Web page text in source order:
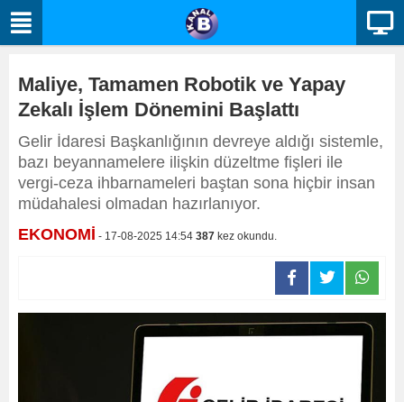
Maliye, Tamamen Robotik ve Yapay
Zekalı İşlem Dönemini Başlattı
Gelir İdaresi Başkanlığının devreye aldığı sistemle,
bazı beyannamelere ilişkin düzeltme fişleri ile
vergi-ceza ihbarnameleri baştan sona hiçbir insan
müdahalesi olmadan hazırlanıyor.
EKONOMİ - 17-08-2025 14:54 387 kez okundu.